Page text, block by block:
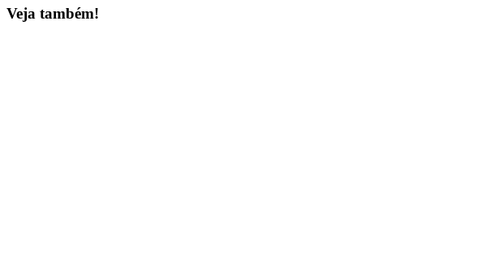
Veja também!